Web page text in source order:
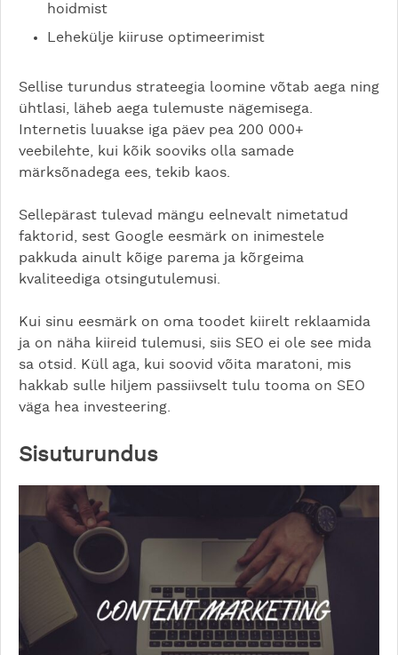
hoidmist
Lehekülje kiiruse optimeerimist
Sellise turundus strateegia loomine võtab aega ning
ühtlasi, läheb aega tulemuste nägemisega.
Internetis luuakse iga päev pea 200 000+
veebilehte, kui kõik sooviks olla samade
märksõnadega ees, tekib kaos.
Sellepärast tulevad mängu eelnevalt nimetatud
faktorid, sest Google eesmärk on inimestele
pakkuda ainult kõige parema ja kõrgeima
kvaliteediga otsingutulemusi.
Kui sinu eesmärk on oma toodet kiirelt reklaamida
ja on näha kiireid tulemusi, siis SEO ei ole see mida
sa otsid. Küll aga, kui soovid võita maratoni, mis
hakkab sulle hiljem passiivselt tulu tooma on SEO
väga hea investeering.
Sisuturundus